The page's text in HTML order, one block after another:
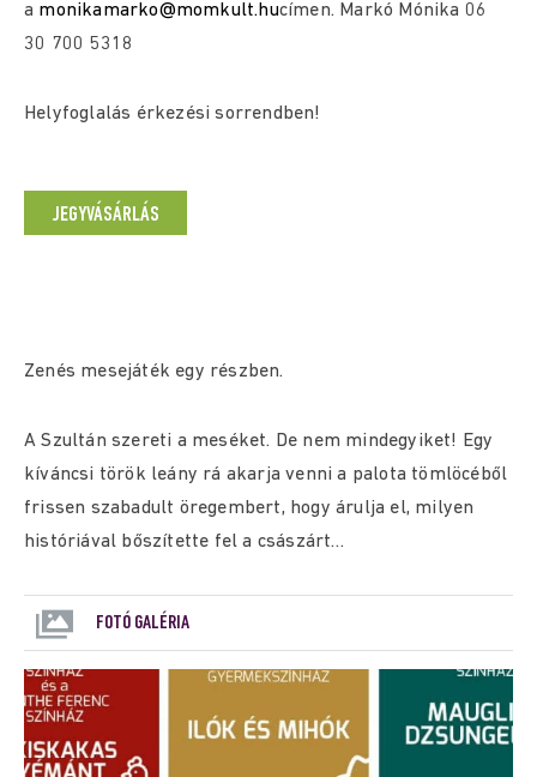
a monikamarko@momkult.hucímen. Markó Mónika 06
30 700 5318
Helyfoglalás érkezési sorrendben!
JEGYVÁSÁRLÁS
Zenés mesejáték egy részben.
A Szultán szereti a meséket. De nem mindegyiket! Egy
kíváncsi török leány rá akarja venni a palota tömlöcéből
frissen szabadult öregembert, hogy árulja el, milyen
históriával bőszítette fel a császárt…
FOTÓ GALÉRIA